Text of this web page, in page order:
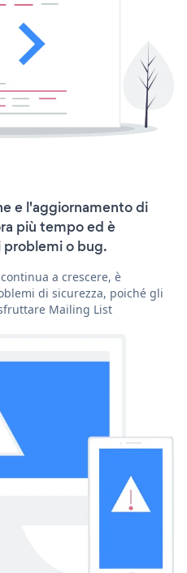
e l'aggiornamento di
più tempo ed è
problemi o bug.
a crescere, è
di sicurezza, poiché gli
Mailing List